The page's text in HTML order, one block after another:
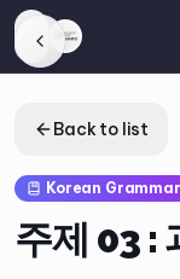
Back to list
Korean Grammar
주제 03 :